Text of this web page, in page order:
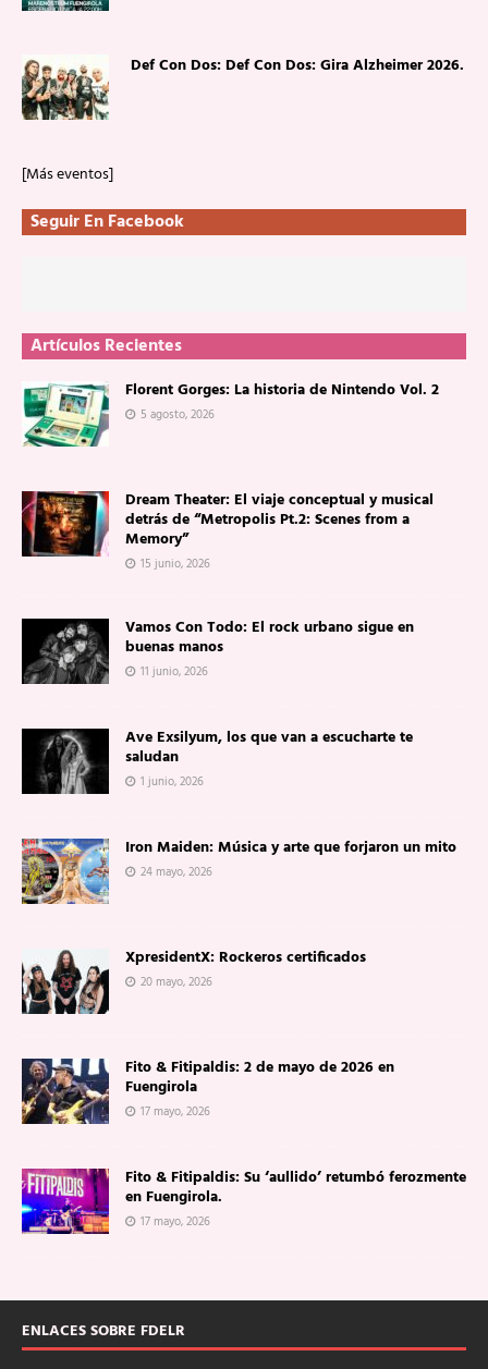
Def Con Dos: Def Con Dos: Gira Alzheimer 2026.
[Más eventos]
Seguir En Facebook
Artículos Recientes
Florent Gorges: La historia de Nintendo Vol. 2
5 agosto, 2026
Dream Theater: El viaje conceptual y musical
detrás de “Metropolis Pt.2: Scenes from a
Memory”
15 junio, 2026
Vamos Con Todo: El rock urbano sigue en
buenas manos
11 junio, 2026
Ave Exsilyum, los que van a escucharte te
saludan
1 junio, 2026
Iron Maiden: Música y arte que forjaron un mito
24 mayo, 2026
XpresidentX: Rockeros certificados
20 mayo, 2026
Fito & Fitipaldis: 2 de mayo de 2026 en
Fuengirola
17 mayo, 2026
Fito & Fitipaldis: Su ‘aullido’ retumbó ferozmente
en Fuengirola.
17 mayo, 2026
ENLACES SOBRE FDELR